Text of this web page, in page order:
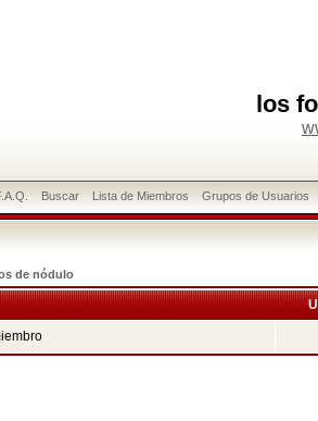
los
Buscar Lista de Miembros Grupos de Usuarios
de nódulo